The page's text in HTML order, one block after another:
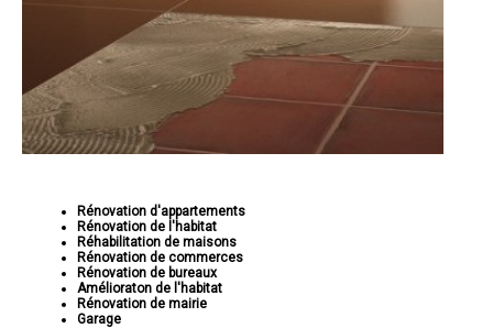
Rénovation d'appartements
Rénovation de l'habitat
Réhabilitation de maisons
Rénovation de commerces
Rénovation de bureaux
Amélioraton de l'habitat
Rénovation de mairie
Garage